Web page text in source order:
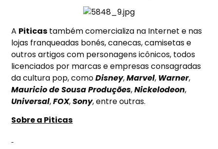
A Piticas também comercializa na Internet e nas
lojas franqueadas bonés, canecas, camisetas e
outros artigos com personagens icônicos, todos
licenciados por marcas e empresas consagradas
da cultura pop, comoDisney,Marvel, Warner,
Mauricio de Sousa Produções,Nickelodeon,
Universal,FOX,Sony, entre outras.
Sobre a Piticas